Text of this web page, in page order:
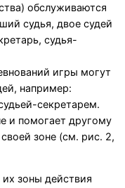
обслуживаются
судья, двое судей
судья-
игры могут
например:
секретарем.
и помогает другому
зоне (см. рис. 2,
зоны действия